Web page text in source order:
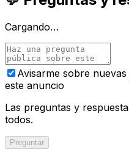
Cargando…
Avisarme sobre
este anuncio
Las preguntas y
todos.
Preguntar